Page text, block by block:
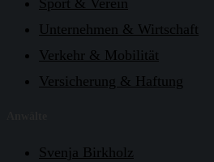
Sport & Verein
Unternehmen & Wirtschaft
Verkehr & Mobilität
Versicherung & Haftung
Svenja Birkholz